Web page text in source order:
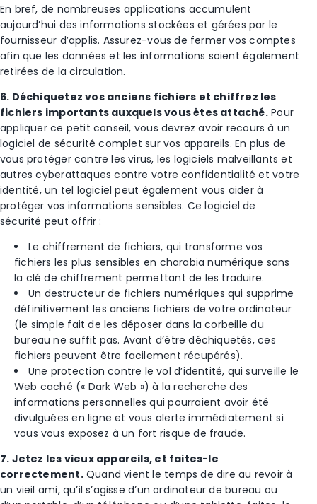
En bref, de nombreuses applications accumulent
aujourd’hui des informations stockées et gérées par le
fournisseur d’applis. Assurez-vous de fermer vos comptes
afin que les données et les informations soient également
retirées de la circulation.
6. Déchiquetez vos anciens fichiers et chiffrez les
fichiers importants auxquels vous êtes attaché.Pour
appliquer ce petit conseil, vous devrez avoir recours à un
logiciel de sécurité complet sur vos appareils. En plus de
vous protéger contre les virus, les logiciels malveillants et
autres cyberattaques contre votre confidentialité et votre
identité, un tel logiciel peut également vous aider à
protéger vos informations sensibles. Ce logiciel de
sécurité peut offrir :
Le chiffrement de fichiers, qui transforme vos
fichiers les plus sensibles en charabia numérique sans
la clé de chiffrement permettant de les traduire.
Un destructeur de fichiers numériques qui supprime
définitivement les anciens fichiers de votre ordinateur
(le simple fait de les déposer dans la corbeille du
bureau ne suffit pas. Avant d’être déchiquetés, ces
fichiers peuvent être facilement récupérés).
Une protection contre le vol d’identité, qui surveille le
Web caché (« Dark Web ») à la recherche des
informations personnelles qui pourraient avoir été
divulguées en ligne et vous alerte immédiatement si
vous vous exposez à un fort risque de fraude.
7. Jetez les vieux appareils, et faites-le
correctement.Quand vient le temps de dire au revoir à
un vieil ami, qu’il s’agisse d’un ordinateur de bureau ou